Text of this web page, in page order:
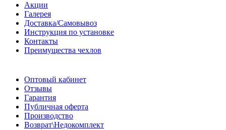
Акции
Галерея
Доставка/Самовывоз
Инструкция по установке
Контакты
Преимущества чехлов
Оптовый кабинет
Отзывы
Гарантия
Публичная оферта
Производство
Возврат\Недокомплект